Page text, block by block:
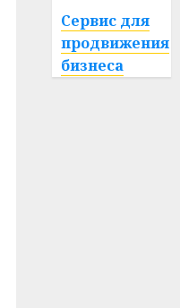
Сервис для
продвижения
бизнеса